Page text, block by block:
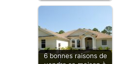
6 bonnes raisons de